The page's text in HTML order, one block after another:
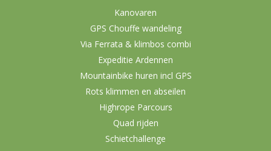
Kanovaren
GPS Chouffe wandeling
Via Ferrata & klimbos combi
Expeditie Ardennen
Mountainbike huren incl GPS
Rots klimmen en abseilen
Highrope Parcours
Quad rijden
Schietchallenge